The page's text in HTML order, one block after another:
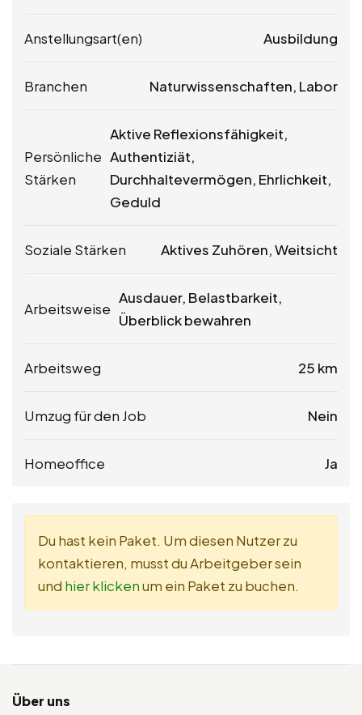
Anstellungsart(en) Ausbildung
Branchen Naturwissenschaften, Labor
Persönliche
Stärken
Aktive Reflexionsfähigkeit,
Authentiziät,
Durchhaltevermögen, Ehrlichkeit,
Geduld
Soziale Stärken Aktives Zuhören, Weitsicht
Arbeitsweise
Ausdauer, Belastbarkeit,
Überblick bewahren
Arbeitsweg 25 km
Umzug für den Job Nein
Homeoffice Ja
Du hast kein Paket. Um diesen Nutzer zu
kontaktieren, musst du Arbeitgeber sein
und hier klickenum ein Paket zu buchen.
Über uns